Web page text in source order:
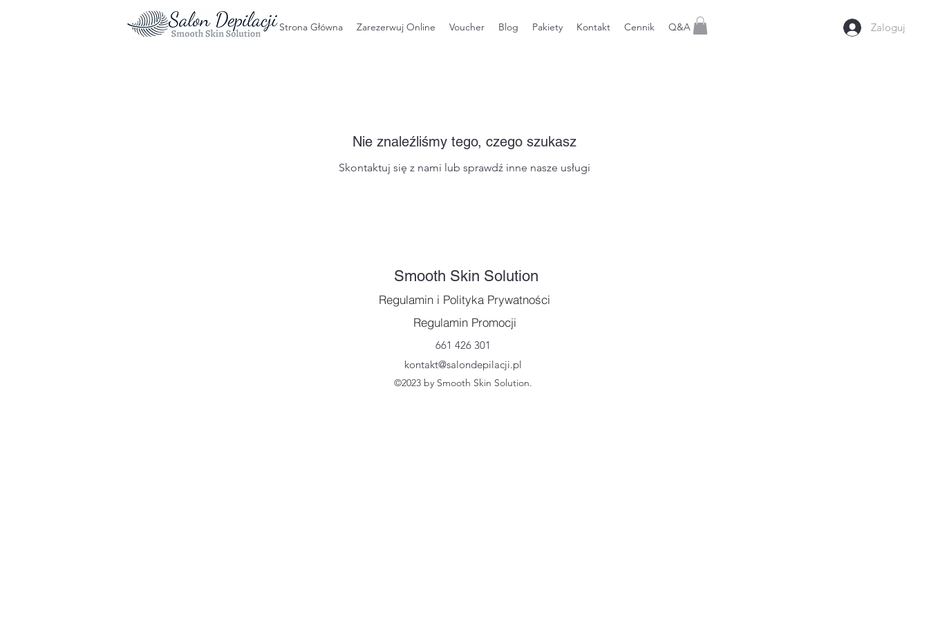
Zaloguj
Strona Główna Zarezerwuj Online Voucher Blog Pakiety Kontakt Cennik Q&A
Nie znaleźliśmy tego, czego szukasz
Skontaktuj się z nami lub sprawdź inne nasze usługi
Smooth Skin Solution
Regulamin i Polityka Prywatności
Regulamin Promocji
661 426 301
kontakt@salondepilacji.pl
©2023 by Smooth Skin Solution.